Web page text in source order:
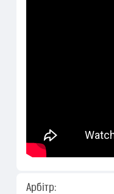
Арбітр: